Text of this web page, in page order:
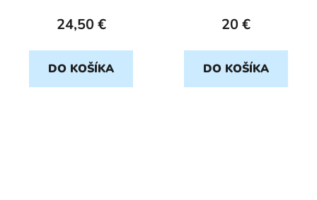
24,50 €
DO KOŠÍKA
20 €
DO KOŠÍKA